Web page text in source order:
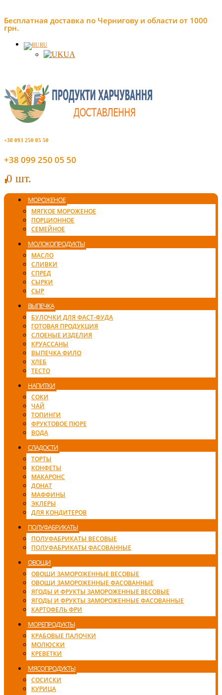
Бесплатная доставка по Чернигову и области от 1000
грн.
RU
UA
+38 093 250 05 50
+38 099 250 05 50
00 шт.
МОРОЖЕНОЕ
МЯГКОЕ МОРОЖЕНОЕ
ПОРЦИОННОЕ
СЕМЕЙНОЕ
МОЛОКОПРОДУКТЫ
МАСЛО
СЛИВКИ
СПРЕД
СЫРКИ
СЫР
ВЫПЕЧКА
БУЛОЧКИ ДЛЯ ФАСТ-ФУДА
ГОТОВАЯ ПРОДУКЦИЯ
СЛОЕНЫЕ ИЗДЕЛИЯ
КРУАССАНЫ
ВЫПЕЧКА ФИЛО
ХЛЕБ
ТЕСТО
НАПИТКИ
СОКИ
ЧАЙ
ТОПИНГИ
ФРУКТОВОЕ ПЮРЕ
ВОДА
СЛАДОСТИ
ТОРТЫ
КОНФЕТЫ
МАКАРОНС
ДОНАТ
МАФФИНЫ
ЭКЛЕРЫ
ДЛЯ КОНДИТЕРОВ
ПОЛУФАБРИКАТЫ
ПОЛУФАБРИКАТЫ ВЕСОВЫЕ
ПОЛУФАБРИКАТЫ ФАСОВАННЫЕ
ОВОЩИ
ОВОЩИ ЗАМОРОЖЕННЫЕ ВЕСОВЫЕ
ОВОЩИ ЗАМОРОЖЕННЫЕ ФАСОВАННЫЕ
ЯГОДЫ И ФРУКТЫ ЗАМОРОЖЕННЫЕ ВЕСОВЫЕ
ЯГОДЫ И ФРУКТЫ ЗАМОРОЖЕННЫЕ ФАСОВАННЫЕ
КАРТОФЕЛЬ ФРИ
МОРЕПРОДУКТЫ
КРАБОВЫЕ ПАЛОЧКИ
МОЛЮСКИ
КРЕВЕТКИ
МЯСОПРОДУКТЫ
СОСИСКИ
КУРИЦА